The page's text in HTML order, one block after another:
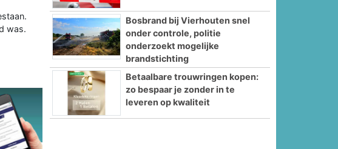
was.
Bosbrand bij Vierhouten snel
onder controle, politie
onderzoekt mogelijke
brandstichting
Betaalbare trouwringen kopen:
zo bespaar je zonder in te
leveren op kwaliteit